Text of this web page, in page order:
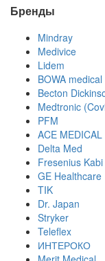
Бренды
Mindray
Medivice
Lidem
BOWA medical
Becton
Medtronic
PFM
ACE MEDICAL
Delta Med
Fresenius Kabi
GE Healthcare
TIK
Dr. Japan
Stryker
Teleflex
ИНТЕРОКО